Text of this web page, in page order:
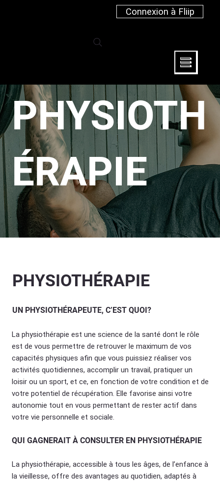
Connexion à Fliip
PHYSIOTH
ÉRAPIE
PHYSIOTHÉRAPIE
UN PHYSIOTHÉRAPEUTE, C’EST QUOI?
La physiothérapie est une science de la santé dont le rôle
est de vous permettre de retrouver le maximum de vos
capacités physiques afin que vous puissiez réaliser vos
activités quotidiennes, accomplir un travail, pratiquer un
loisir ou un sport, et ce, en fonction de votre condition et de
votre potentiel de récupération. Elle favorise ainsi votre
autonomie tout en vous permettant de rester actif dans
votre vie personnelle et sociale.
QUI GAGNERAIT À CONSULTER EN PHYSIOTHÉRAPIE
La physiothérapie, accessible à tous les âges, de l’enfance à
la vieillesse, offre des avantages au quotidien, adaptés à